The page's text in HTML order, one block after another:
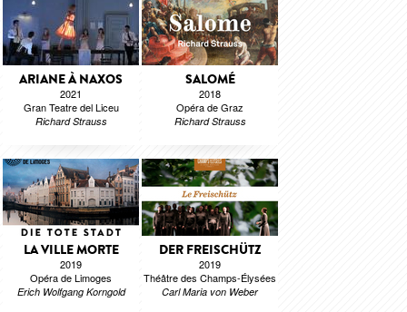
ARIANE À NAXOS
2021
Gran Teatre del Liceu
Richard Strauss
SALOMÉ
2018
Opéra de Graz
Richard Strauss
LA VILLE MORTE
2019
Opéra de Limoges
Erich Wolfgang Korngold
DER FREISCHÜTZ
2019
Théâtre des Champs-Élysées
Carl Maria von Weber